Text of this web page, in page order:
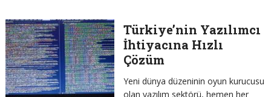
Türkiye’nin Yazılımcı
İhtiyacına Hızlı
Çözüm
Yeni dünya düzeninin oyun kurucusu
olan yazılım sektörü, hemen her